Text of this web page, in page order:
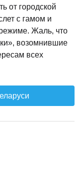
от городской
с гамом и
Жаль, что
возомнившие
всех